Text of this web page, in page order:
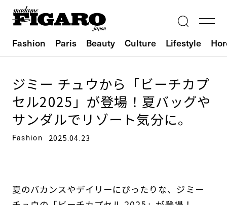
Fashion Paris Beauty Culture Lifestyle
ジミー チュウから「ビーチカプ
セル2025」が登場！夏バッグや
サンダルでリゾート気分に。
Fashion 2025.04.23
夏のバカンスやデイリーにぴったりな、ジミー